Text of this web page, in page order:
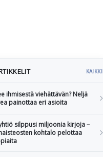
KAIKKI
ihmisestä viehättävän? Neljä
painottaa eri asioita
silppusi miljoonia kirjoja –
kohtalo pelottaa